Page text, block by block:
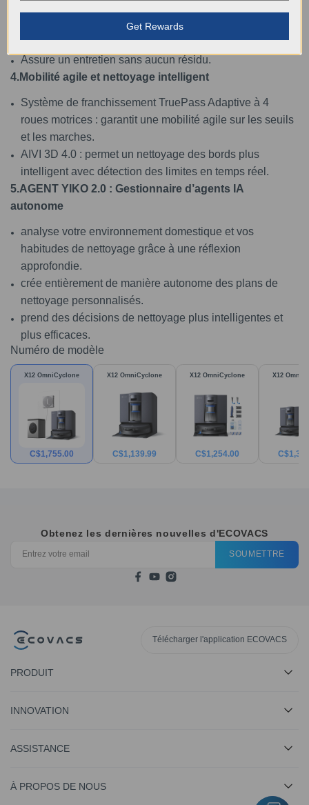
Un grand bac de 1,6 L permettant jusqu’à 48 jours
d’utilisation.
Assure un entretien sans aucun résidu.
4.Mobilité agile et nettoyage intelligent
Système de franchissement TruePass Adaptive à 4
roues motrices : garantit une mobilité agile sur les seuils
et les marches.
AIVI 3D 4.0 : permet un nettoyage des bords plus
intelligent avec détection des limites en temps réel.
5.AGENT YIKO 2.0 : Gestionnaire d’agents IA
autonome
analyse votre environnement domestique et vos
habitudes de nettoyage grâce à une réflexion
approfondie.
crée entièrement de manière autonome des plans de
nettoyage personnalisés.
prend des décisions de nettoyage plus intelligentes et
plus efficaces.
Numéro de modèle
X12 OmniCyclone
C$1,755.00
X12 OmniCyclone
C$1,139.99
X12 OmniCyclone
C$1,254.00
X12
C$
Obtenez les dernières nouvelles d'ECOVACS
SOUMETTRE
Télécharger l'application ECOVACS
PRODUIT
INNOVATION
ASSISTANCE
À PROPOS DE NOUS
Get Rewards